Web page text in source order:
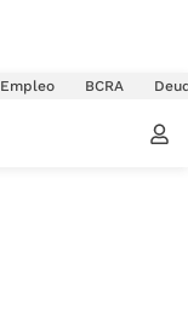
Empleo BCRA